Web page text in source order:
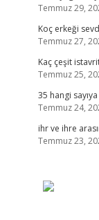
Temmuz 29,
Koç erkeği
Temmuz 27,
Kaç çeşit
Temmuz 25,
35 hangi
Temmuz 24,
ihr ve ihre
Temmuz 23,